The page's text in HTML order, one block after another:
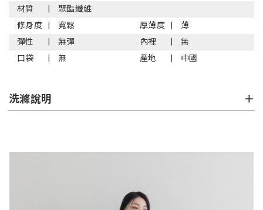
材質
聚酯纖維
修身度
寬鬆 厚薄度
薄
彈性
無彈 內裡
無
口袋
無 產地 中國
洗滌說明